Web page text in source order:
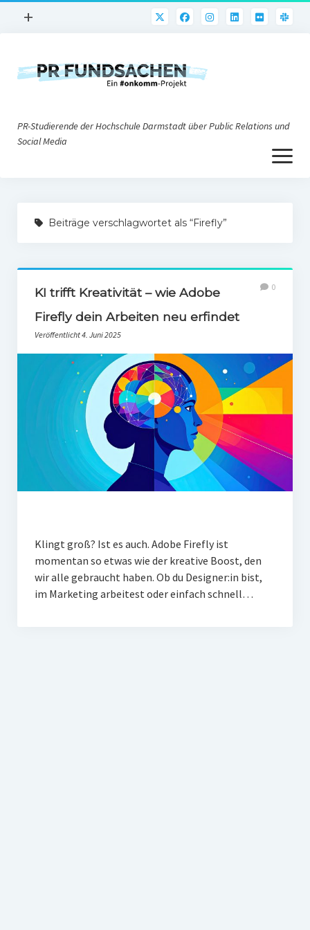
Menü
+
PR@h_da
Nonprofit-PR
Social Media
PR-Theorie
PR-Ethik
PR-Literatur
PR-Studien
Gesellschaft & Medien
Infografik-Themengarten
Künstliche Intelligenz
Klimaneutrales Tanken
Zukunft der Bildung
Vom Trend zur Tonne
PR-Studierende der Hochschule Darmstadt über Public Relations und
Social Media
Menü
öffnen
Impressum
Beiträge verschlagwortet als “Firefly”
KI trifft Kreativität – wie Adobe
Firefly dein Arbeiten neu erfindet
Veröffentlicht 4. Juni 2025
0
Klingt groß? Ist es auch. Adobe Firefly ist
momentan so etwas wie der kreative Boost, den
wir alle gebraucht haben. Ob du Designer:in bist,
im Marketing arbeitest oder einfach schnell…